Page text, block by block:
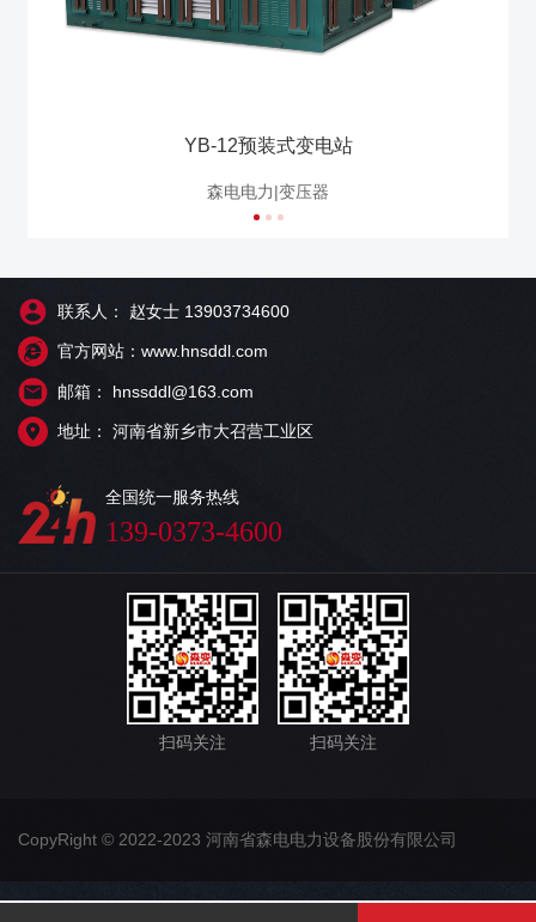
YB-12预装式变电站
森电电力|变压器
联系人： 赵女士 13903734600
官方网站：www.hnsddl.com
邮箱： hnssddl@163.com
地址： 河南省新乡市大召营工业区
全国统一服务热线
139-0373-4600
扫码关注 扫码关注
CopyRight © 2022-2023 河南省森电电力设备股份有限公司